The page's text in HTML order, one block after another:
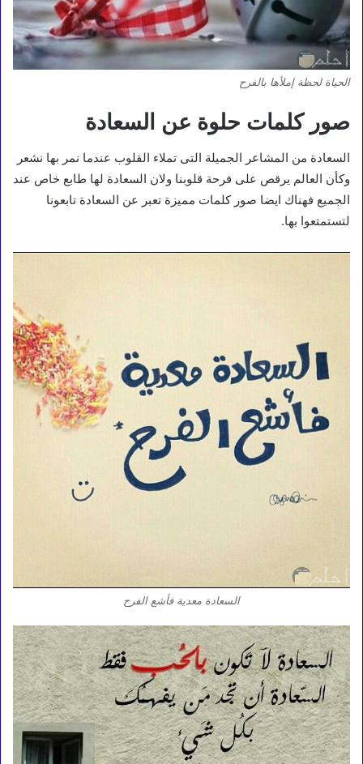
الحياة لحظة إملأها بالفرح
صور كلمات حلوة عن السعادة
السعادة من المشاعر الجميلة التى تملاء القلوب عندما نمر بها نشعر
وكأن العالم يرقص على فرحة قلوبنا ولان السعادة لها طابع خاص عند
الجميع فهناك ايضا صور كلمات مميزة تعبر عن السعادة تابعونا
لتستمتعوا بها.
السعادة معدية فأشع الفرح